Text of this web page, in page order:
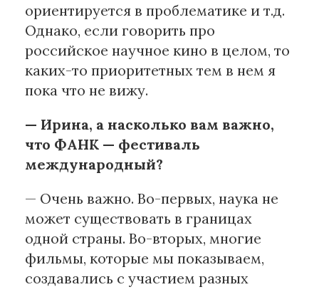
ориентируется в проблематике и т.д.
Однако, если говорить про
российское научное кино в целом, то
каких-то приоритетных тем в нем я
пока что не вижу.
— Ирина, а насколько вам важно,
что ФАНК — фестиваль
международный?
— Очень важно. Во-первых, наука не
может существовать в границах
одной страны. Во-вторых, многие
фильмы, которые мы показываем,
создавались с участием разных